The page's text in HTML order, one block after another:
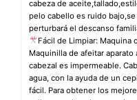
cabeza de
pelo cabello es ruido
perturbará el descanso
Fácil de Limpiar: Maquina
Maquinilla de afeitar
cabezal es impermeable.
agua, con la ayuda de un
fácil. Para obtener los